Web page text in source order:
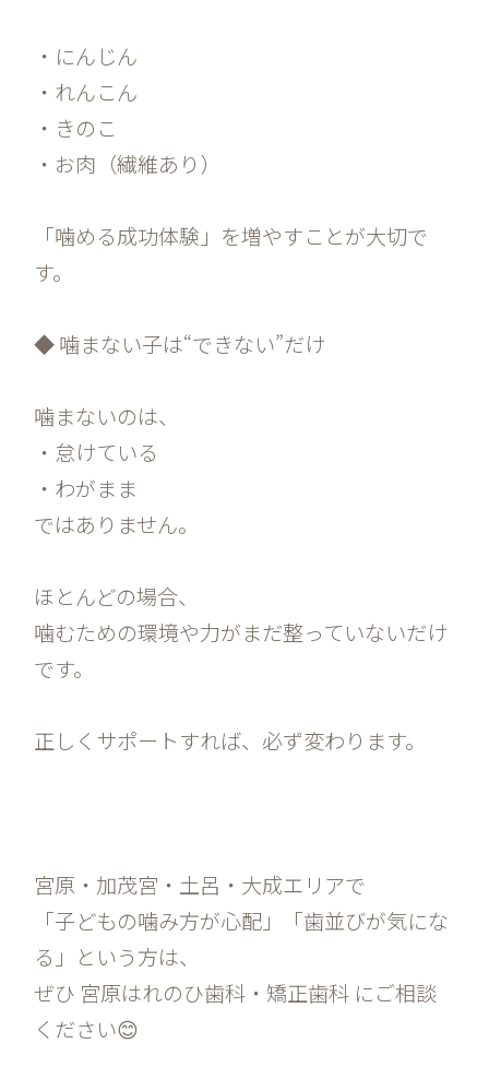
・にんじん
・れんこん
・きのこ
・お肉（繊維あり）
「噛める成功体験」を増やすことが大切で
す。
◆ 噛まない子は“できない”だけ
噛まないのは、
・怠けている
・わがまま
ではありません。
ほとんどの場合、
噛むための環境や力がまだ整っていないだけ
です。
正しくサポートすれば、必ず変わります。
宮原・加茂宮・土呂・大成エリアで
「子どもの噛み方が心配」「歯並びが気にな
る」という方は、
ぜひ 宮原はれのひ歯科・矯正歯科 にご相談
ください😊